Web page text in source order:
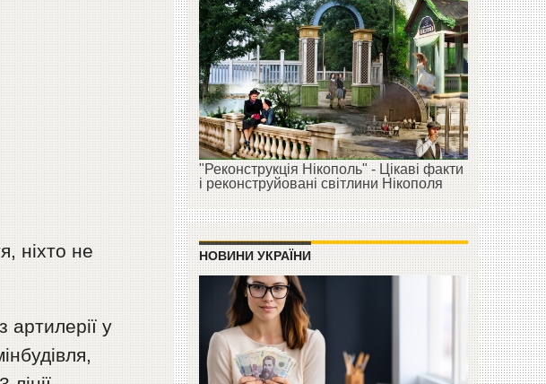
ніхто не
артилерії у
"Реконструкція Нікополь" - Цікаві факти
і реконструйовані світлини Нікополя
НОВИНИ УКРАЇНИ